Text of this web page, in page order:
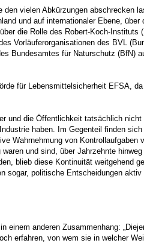
vielen Abkürzungen abschrecken
und auf internationaler Ebene, über
die Rolle des Robert-Koch-Instituts
Vorläuferorganisationen des BVL
Bundesamtes für Naturschutz (BfN)
für Lebensmittelsicherheit EFSA,
und die Öffentlichkeit tatsächlich
haben. Im Gegenteil finden
Wahrnehmung von Kontrollaufgaben
und sind, über Jahrzehnte
blieb diese Kontinuität weitgehend
sogar, politische Entscheidungen aktiv
anderen Zusammenhang:
erfahren, von wem sie in welcher